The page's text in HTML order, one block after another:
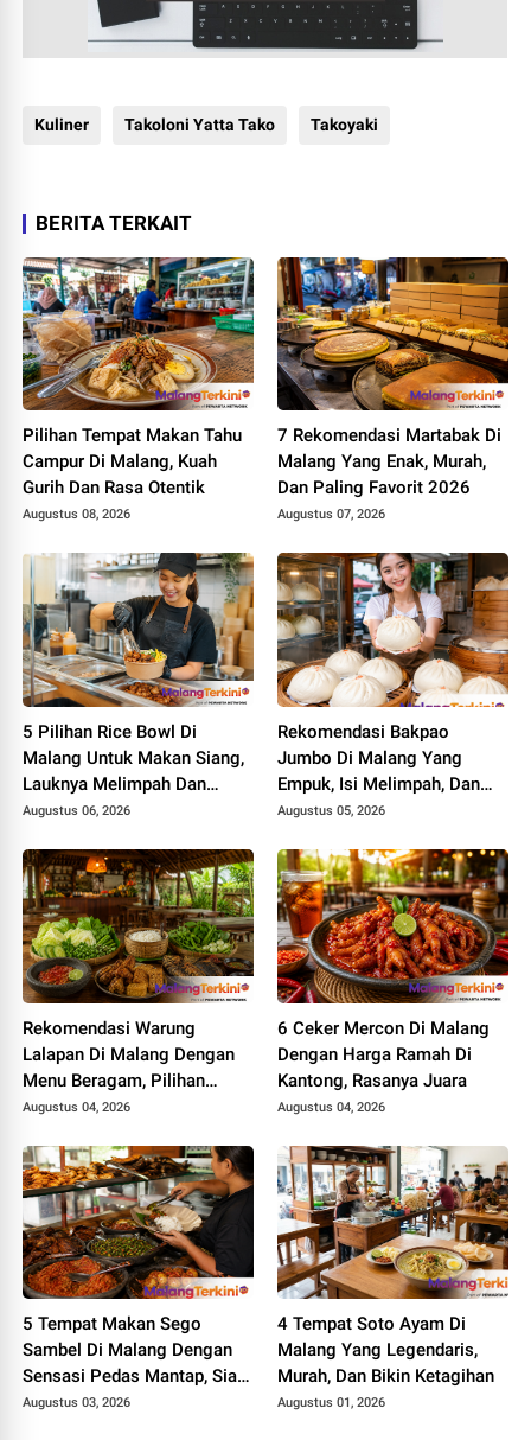
Kuliner Takoloni Yatta Tako Takoyaki
BERITA TERKAIT
Pilihan Tempat Makan Tahu
Campur Di Malang, Kuah
Gurih Dan Rasa Otentik
Augustus 08, 2026
7 Rekomendasi Martabak Di
Malang Yang Enak, Murah,
Dan Paling Favorit 2026
Augustus 07, 2026
5 Pilihan Rice Bowl Di
Malang Untuk Makan Siang,
Lauknya Melimpah Dan
Mengenyangkan
Augustus 06, 2026
Rekomendasi Bakpao
Jumbo Di Malang Yang
Empuk, Isi Melimpah, Dan
Bikin Nagih
Augustus 05, 2026
Rekomendasi Warung
Lalapan Di Malang Dengan
Menu Beragam, Pilihan
Tepat Saat Lapar
Augustus 04, 2026
6 Ceker Mercon Di Malang
Dengan Harga Ramah Di
Kantong, Rasanya Juara
Augustus 04, 2026
5 Tempat Makan Sego
Sambel Di Malang Dengan
Sensasi Pedas Mantap, Siap
Menggoyang Lidah
Augustus 03, 2026
4 Tempat Soto Ayam Di
Malang Yang Legendaris,
Murah, Dan Bikin Ketagihan
Augustus 01, 2026